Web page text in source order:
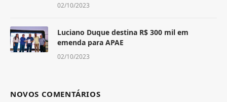
02/10/2023
Luciano Duque destina R$ 300 mil em
emenda para APAE
02/10/2023
NOVOS COMENTÁRIOS